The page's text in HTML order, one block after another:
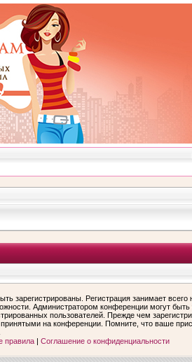
зарегистрированы. Регистрация занимает всего
Администратором конференции могут быть
пользователей. Прежде чем
на конференции. Помните, что ваше
правила| Соглашение о конфиденциальности